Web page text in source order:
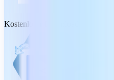
Kostenloser Download